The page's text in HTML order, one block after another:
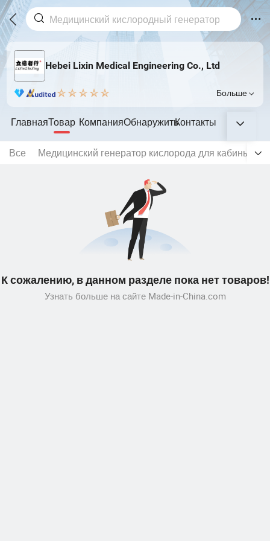
Hebei Lixin Medical Engineering Co., Ltd
Больше
ГлавнаяТовар КомпанияОбнаружитьКонтакты
Все Медицинский генератор кислорода для кабины
К сожалению, в данном разделе пока нет товаров!
Узнать больше на сайте Made-in-China.com